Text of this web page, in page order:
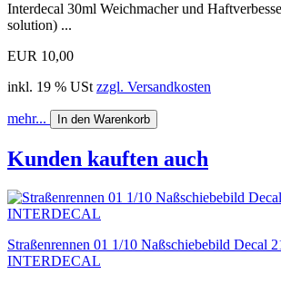
Interdecal 30ml Weichmacher und
solution) ...
EUR 10,00
inkl. 19 % USt zzgl. Versandkosten
mehr... In den Warenkorb
Kunden kauften auch
Straßenrennen 01 1/10 Naßschiebebild Decal
INTERDECAL